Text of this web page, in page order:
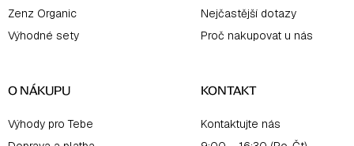
Zenz Organic
Výhodné sety
Nejčastější dotazy
Proč nakupovat u nás
O NÁKUPU
Výhody pro Tebe
KONTAKT
Kontaktujte nás